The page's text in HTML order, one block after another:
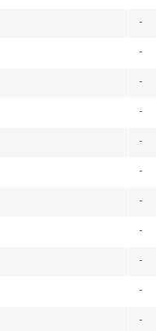
-
-
-
-
-
-
-
-
-
-
-